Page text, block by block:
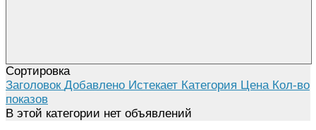
Сортировка
Заголовок Добавлено Истекает Категория Цена Кол-во
показов
В этой категории нет объявлений